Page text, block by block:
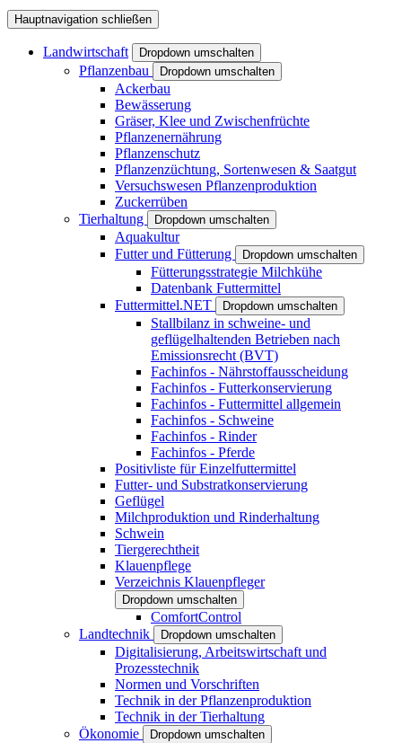
Hauptnavigation schließen
Landwirtschaft Dropdown umschalten
Pflanzenbau Dropdown umschalten
Ackerbau
Bewässerung
Gräser, Klee und Zwischenfrüchte
Pflanzenernährung
Pflanzenschutz
Pflanzenzüchtung, Sortenwesen & Saatgut
Versuchswesen Pflanzenproduktion
Zuckerrüben
Tierhaltung
Dropdown umschalten
Aquakultur
Futter und Fütterung
Dropdown umschalten
Fütterungsstrategie Milchkühe
Datenbank Futtermittel
Futtermittel.NET
Dropdown umschalten
Stallbilanz in schweine- und
geflügelhaltenden Betrieben nach
Emissionsrecht (BVT)
Fachinfos - Nährstoffausscheidung
Fachinfos - Futterkonservierung
Fachinfos - Futtermittel allgemein
Fachinfos - Schweine
Fachinfos - Rinder
Fachinfos - Pferde
Positivliste für Einzelfuttermittel
Futter- und Substratkonservierung
Geflügel
Milchproduktion und Rinderhaltung
Schwein
Tiergerechtheit
Klauenpflege
Verzeichnis Klauenpfleger
Dropdown umschalten
ComfortControl
Landtechnik
Dropdown umschalten
Digitalisierung, Arbeitswirtschaft und
Prozesstechnik
Normen und Vorschriften
Technik in der Pflanzenproduktion
Technik in der Tierhaltung
Ökonomie
Dropdown umschalten